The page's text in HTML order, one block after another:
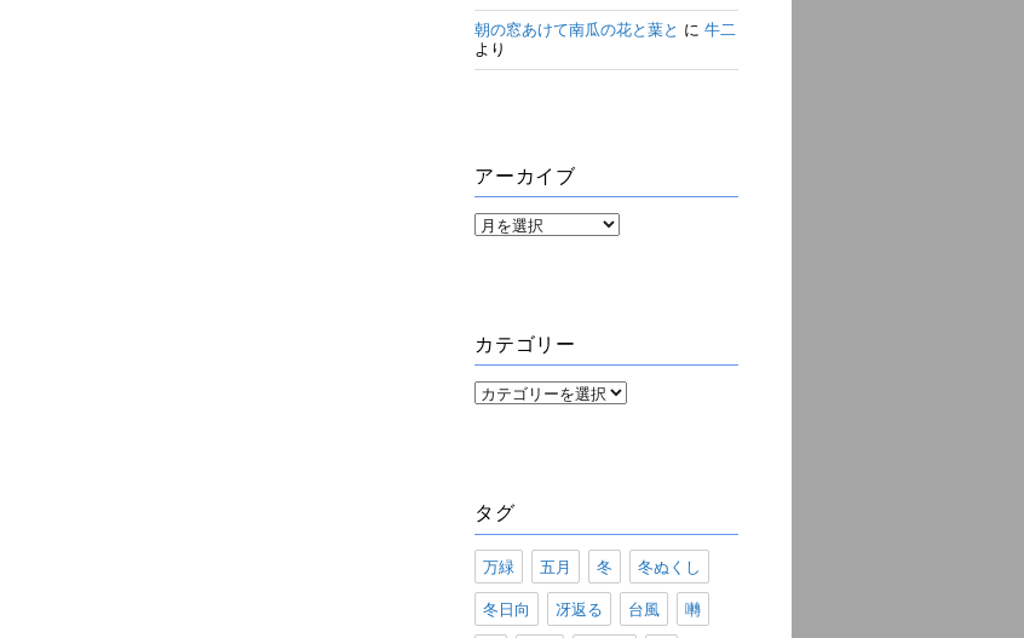
朝の窓あけて南瓜の花と葉と に牛二
より
アーカイブ
ア
カテゴリー
カ
タグ
万緑 五月 冬 冬ぬくし
冬日向 冴返る 台風 囀